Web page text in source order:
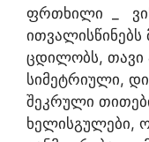
ფრთხილი _
ცდილობს,
სიმეტრიული,
შეკრული
ხელისგულები,